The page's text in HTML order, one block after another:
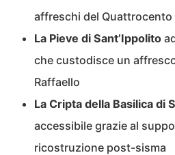
affreschi del Quattrocento
La Pieve di Sant’Ippolito
che custodisce un
Raffaello
La Cripta della Basilica di
accessibile grazie al
ricostruzione post-sisma